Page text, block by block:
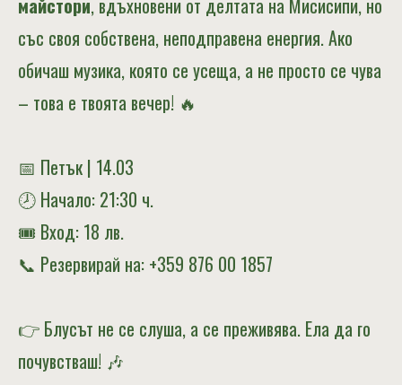
със своя собствена, неподправена енергия. Ако
обичаш музика, която се усеща, а не просто се чува
– това е твоята вечер! 🔥
📅 Петък | 14.03
🕗 Начало: 21:30 ч.
🎟 Вход: 18 лв.
📞 Резервирай на: +359 876 00 1857
👉 Блусът не се слуша, а се преживява. Ела да го
почувстваш! 🎶